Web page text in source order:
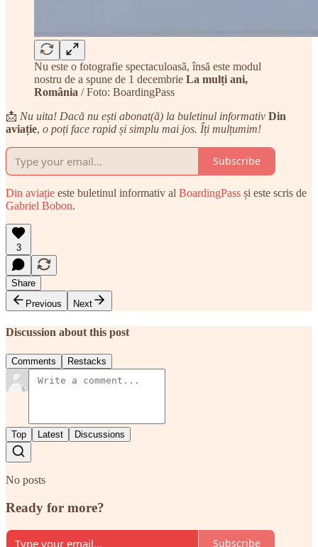
Nu este o fotografie spectaculoasă, însă este modul
nostru de a spune de 1 decembrie La mulți ani,
România / Foto: BoardingPass
📩 Nu uita! Dacă nu ești abonat(ă) la buletinul informativ Din
aviație, o poți face rapid și simplu mai jos. Îți mulțumim!
Subscribe
Din aviație este buletinul informativ al BoardingPass și este scris de
Gabriel Bobon.
3
Share
Previous
Next
Discussion about this post
Comments Restacks
Top Latest Discussions
No posts
Ready for more?
Subscribe